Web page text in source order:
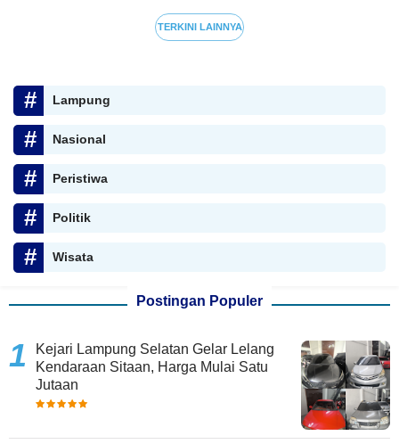
TERKINI LAINNYA
Lampung
Nasional
Peristiwa
Politik
Wisata
Postingan Populer
Kejari Lampung Selatan Gelar Lelang
Kendaraan Sitaan, Harga Mulai Satu
Jutaan